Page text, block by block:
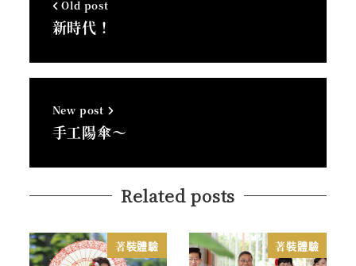
Old post
新時代！
New post
手工陽傘～
Related posts
著裝體驗 著裝體驗